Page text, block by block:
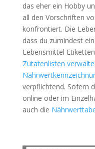
das eher ein Hobby
all den Vorschriften
konfrontiert. Die
dass du zumindest
Lebensmittel
Zutatenlisten
verpflichtend. Sofern
online oder im
auch die